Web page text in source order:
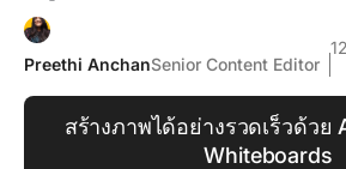
Preethi AnchanSenior Content Editor
สร้างภาพได้อย่างรวดเร็วด้วย
Whiteboards